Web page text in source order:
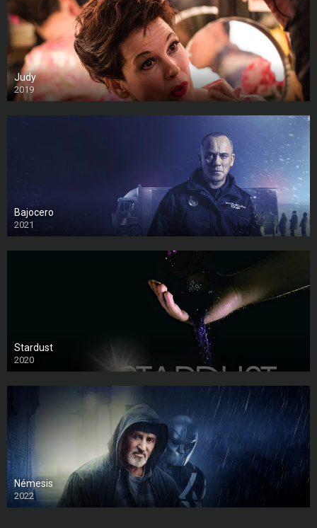
Judy
2019
Bajocero
2021
Stardust
2020
Némesis
2022